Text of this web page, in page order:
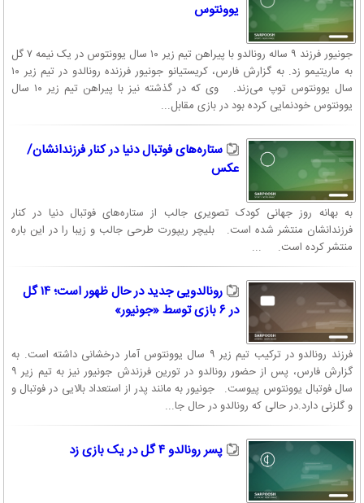
یوونتوس
جونیور فرزند ۹ ساله رونالدو با پیراهن تیم زیر ۱۰ سال یوونتوس در یک نیمه ۷ گل
به ماریتیمو زد. به گزارش فارس، کریستیانو جونیور فرزنده رونالدو در تیم زیر ۱۰
سال یوونتوس توپ می‌زند. وی که در گذشته نیز با پیراهن تیم زیر ۱۰ سال
یوونتوس خودنمایی کرده بود در بازی مقابل...
ستاره‌های فوتبال دنیا در کنار فرزندانشان/
عکس
به بهانه روز جهانی کودک تصویری جالب از ستاره‌های فوتبال دنیا در کنار
فرزندانشان منتشر شده است. بلیچر ریپورت طرحی جالب و زیبا را در این باره
منتشر کرده است. ...
رونالدویی جدید در حال ظهور است؛ ۱۴ گل
در ۶ بازی توسط «جونیور»
فرزند رونالدو در ترکیب تیم زیر ۹ سال یوونتوس آمار درخشانی داشته است. به
گزارش فارس، پس از حضور رونالدو در تورین فرزندش جونیور نیز به تیم زیر ۹
سال فوتبال یوونتوس پیوست. جونیور به مانند پدر از استعداد بالایی در فوتبال و
و گلزنی دارد.در حالی که رونالدو در حال جا...
پسر رونالدو ۴ گل در یک بازی زد